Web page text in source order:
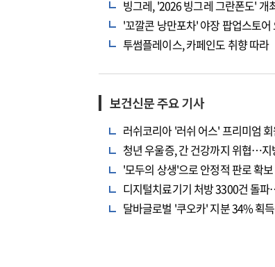
빙그레, '2026 빙그레 그란폰도' 개
'꼬깔콘 낭만포차' 야장 팝업스토어
투썸플레이스, 카페인도 취향 따라
보건신문 주요 기사
러쉬코리아 '러쉬 어스' 프리미엄
청년 우울증, 간 건강까지 위협…
'모두의 상생'으로 안정적 판로 확보
디지털치료기기 처방 3300건 돌
달바글로벌 '쿠오카' 지분 34% 획